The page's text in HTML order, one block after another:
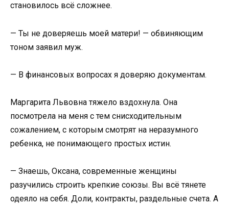
становилось всё сложнее.
— Ты не доверяешь моей матери! — обвиняющим
тоном заявил муж.
— В финансовых вопросах я доверяю документам.
Маргарита Львовна тяжело вздохнула. Она
посмотрела на меня с тем снисходительным
сожалением, с которым смотрят на неразумного
ребенка, не понимающего простых истин.
— Знаешь, Оксана, современные женщины
разучились строить крепкие союзы. Вы всё тянете
одеяло на себя. Доли, контракты, раздельные счета. А